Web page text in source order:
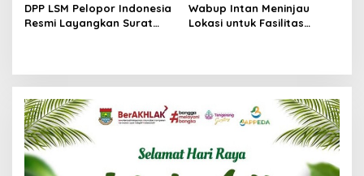
DPP LSM Pelopor Indonesia
Resmi Layangkan Surat
Wabup Intan Meninjau
Lokasi untuk Fasilitas